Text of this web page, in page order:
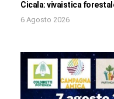
Cicala: vivaistica
6 Agosto 2026